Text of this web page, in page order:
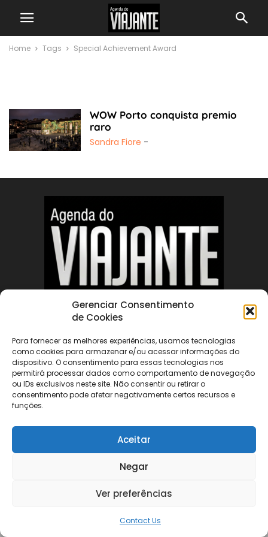
Gerenciar Consentimento
de Cookies
Para fornecer as melhores experiências, usamos tecnologias
como cookies para armazenar e/ou acessar informações do
dispositivo. O consentimento para essas tecnologias nos
permitirá processar dados como comportamento de navegação
ou IDs exclusivos neste site. Não consentir ou retirar o
consentimento pode afetar negativamente certos recursos e
funções.
Aceitar
Negar
Ver preferências
Contact Us
Home Tags Special Achievement Award
WOW Porto conquista premio
raro
Sandra Fiore -
FOLLOW US
©